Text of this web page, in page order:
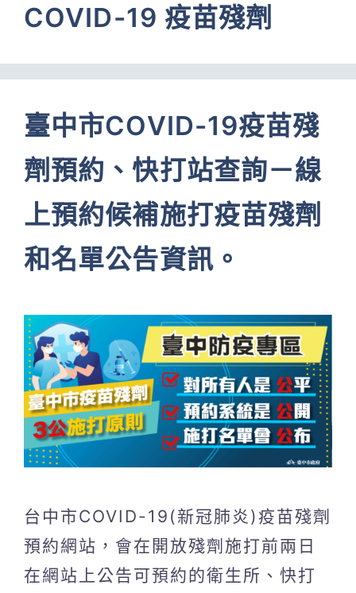
COVID-19 疫苗殘劑
臺中市COVID-19疫苗殘
劑預約、快打站查詢－線
上預約候補施打疫苗殘劑
和名單公告資訊。
台中市COVID-19(新冠肺炎)疫苗殘劑
預約網站，會在開放殘劑施打前兩日
在網站上公告可預約的衛生所、快打